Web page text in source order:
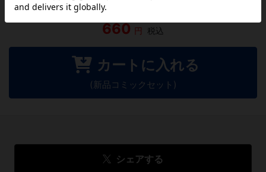
660 円 税込
カートに入れる
(新品コミックセット)
シェアする